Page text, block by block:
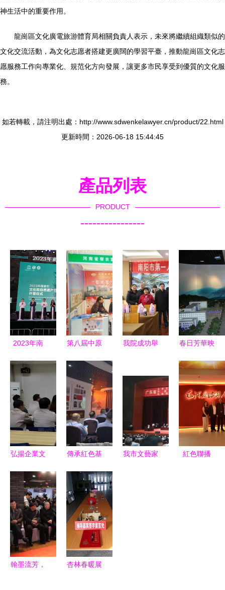
神生活中的重要作用。
龍崗區文化廣電旅游體育局相關負責人表示，未來將繼續組織類似的
文化交流活動，為文化志愿者搭建更廣闊的學習平臺，推動龍崗區文化志
愿服務工作向專業化、規范化方向發展，讓更多市民享受到優質的文化服
務。
如若轉載，請注明出處：http://www.sdwenkelawyer.cn/product/22.html
更新時間：2026-06-18 15:44:45
產品列表
PRODUCT
----------------
2023年南
自然遺產日
系列活動盛
大開幕 非
遺市集、國
際展與奇妙
夜共繪傳承
第八屆中原
品交易暨信
息交流會
搭建行業橋
梁，融合文
化藝術新活
力
我院成功舉
動，促進文
春日芳華映
社區組織女
職工參觀銅
煤文化展覽
館慶“三八”
弘揚企業文
展力量——
廣東長盈二
廠、三廠舉
辦內部講師
返聘儀式暨
文化藝術交
傳承紅色基
化根基——
紫云自治縣
公安局紅色
文化教育暨
藝術交流活
動側記
我市文藝家
紅色聯播
翰墨流芳，
杏林春暖展